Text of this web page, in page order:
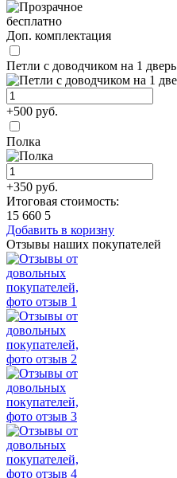
бесплатно
Доп. комплектация
Петли c доводчиком на 1 дверь
+500 руб.
Полка
+350 руб.
Итоговая стоимость:
15 660 5
Добавить в коризну
Отзывы наших покупателей